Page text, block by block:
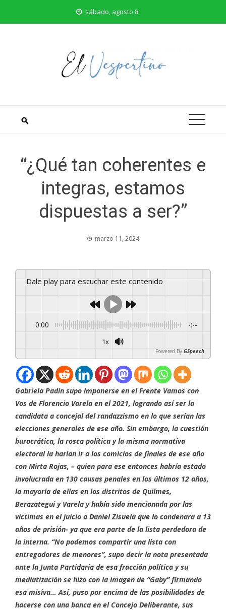
sábado, agosto 8
“¿Qué tan coherentes e
integras, estamos
dispuestas a ser?”
marzo 11, 2024
Dale play para escuchar este contenido
0:00 -:--
1x
Powered By GSpeech
Gabriela Padin supo imponerse en el Frente Vamos con
Vos de Florencio Varela en el 2021, logrando así ser la
candidata a concejal del randazzismo en lo que serían las
elecciones generales de ese año. Sin embargo, la cuestión
burocrática, la rosca política y la misma normativa
electoral la harían ir a los comicios de finales de ese año
con Mirta Rojas, – quien para ese entonces habría estado
involucrada en 130 causas penales en los últimos 12 años,
la mayoría de ellas en los distritos de Quilmes,
Berazategui y Varela y había sido mencionada por las
victimas en el juicio a Daniel Zisuela que lo condenara a 13
años de prisión- ya que era parte de la lista perdedora de
la interna. “No podemos compartir una lista con
entregadores de menores”, supo decir la nota presentada
ante la Junta Partidaria de esa fracción política y su
mediatización se hizo con la imagen de “Gaby” firmando
esa misiva… Así, puso por encima de las posibilidades de
hacerse con una banca en el Concejo Deliberante, sus